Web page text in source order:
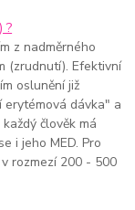
?
z nadměrného
(zrudnutí). Efektivní
oslunění již
erytémová dávka" a
člověk má
i jeho MED. Pro
rozmezí 200 - 500